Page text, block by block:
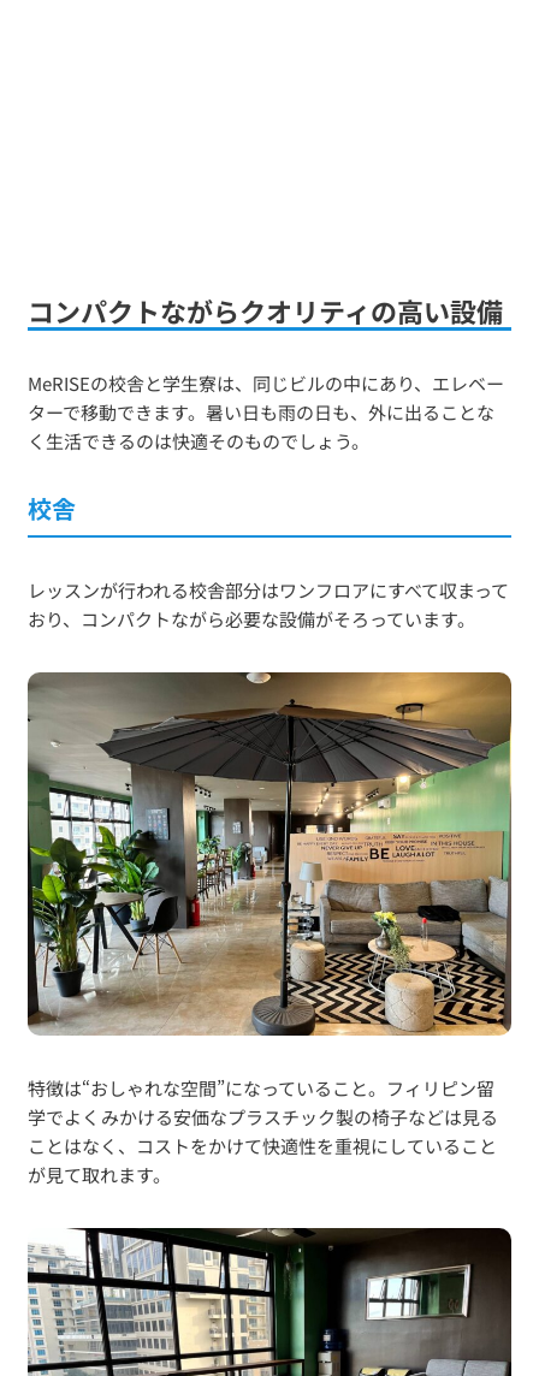
コンパクトながらクオリティの高い設備
MeRISEの校舎と学生寮は、同じビルの中にあり、エレベー
ターで移動できます。暑い日も雨の日も、外に出ることな
く生活できるのは快適そのものでしょう。
校舎
レッスンが行われる校舎部分はワンフロアにすべて収まって
おり、コンパクトながら必要な設備がそろっています。
特徴は“おしゃれな空間”になっていること。フィリピン留
学でよくみかける安価なプラスチック製の椅子などは見る
ことはなく、コストをかけて快適性を重視にしていること
が見て取れます。